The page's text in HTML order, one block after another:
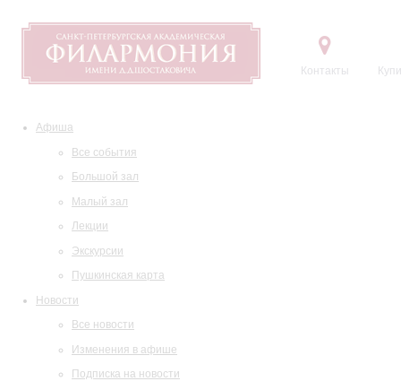
Контакты
Афиша
Все события
Большой зал
Малый зал
Лекции
Экскурсии
Пушкинская карта
Новости
Все новости
Изменения в афише
Подписка на новости